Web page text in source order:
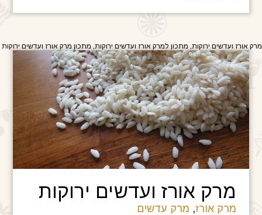
מרק אורז ועדשים ירוקות, מתכון למרק אורז ועדשים ירוקות, מתכון מרק אורז ועדשים ירוקות
מרק אורז ועדשים ירוקות
מרק אורז, מרק עדשים